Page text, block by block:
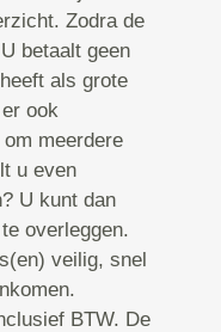
Zodra de
betaalt geen
als grote
ook
meerdere
u even
U kunt dan
overleggen.
veilig, snel
BTW. De